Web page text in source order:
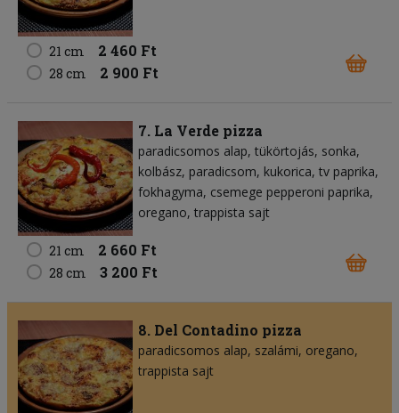
21 cm 2 460 Ft
28 cm 2 900 Ft
7. La Verde pizza
paradicsomos alap tükörtojás sonka
kolbász paradicsom kukorica tv paprika
fokhagyma csemege pepperoni paprika
oregano trappista sajt
21 cm 2 660 Ft
28 cm 3 200 Ft
8. Del Contadino pizza
paradicsomos alap szalámi oregano
trappista sajt